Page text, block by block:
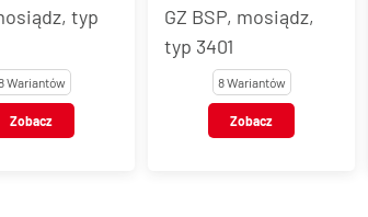
typ
Wariantów
Zobacz
GZ BSP, mosiądz,
typ 3401
8 Wariantów
Zobacz